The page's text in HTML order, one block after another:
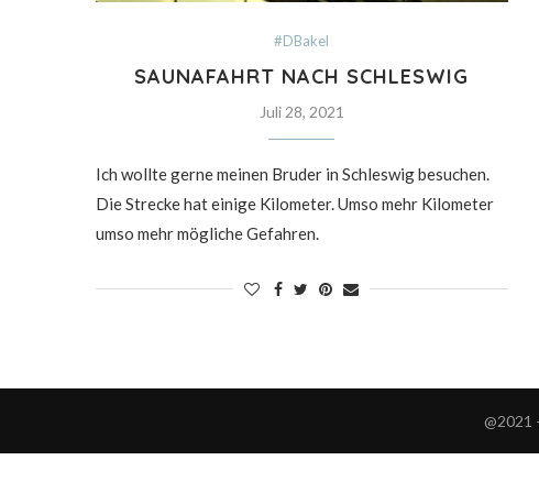
#DBakel
SAUNAFAHRT NACH SCHLESWIG
Juli 28, 2021
Ich wollte gerne meinen Bruder in Schleswig besuchen.
Die Strecke hat einige Kilometer. Umso mehr Kilometer
umso mehr mögliche Gefahren.
@2021